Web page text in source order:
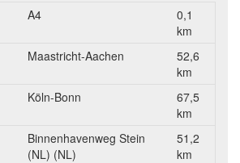
A4
0,1
km
Maastricht-Aachen
52,6
km
Köln-Bonn
67,5
km
Binnenhavenweg Stein
(NL) (NL)
51,2
km